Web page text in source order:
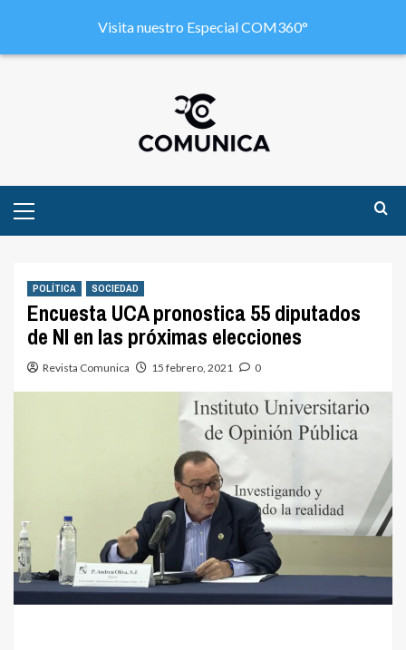
POLÍTICA SOCIEDAD
Encuesta UCA pronostica 55 diputados
de NI en las próximas elecciones
Revista Comunica 15 febrero, 2021 0
Visita nuestro Especial COM360°